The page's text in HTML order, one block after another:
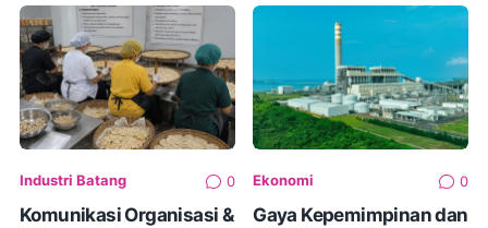
Industri Batang 0
Komunikasi Organisasi &
Ekonomi 0
Gaya Kepemimpinan dan